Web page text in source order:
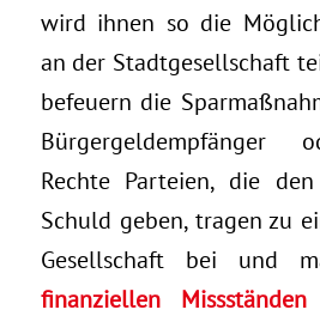
wird ihnen so die
an der Stadtgesellschaft
befeuern die
Bürgergeldempfänger
Rechte Parteien, die
Schuld geben, tragen zu
Gesellschaft bei und
finanziellen